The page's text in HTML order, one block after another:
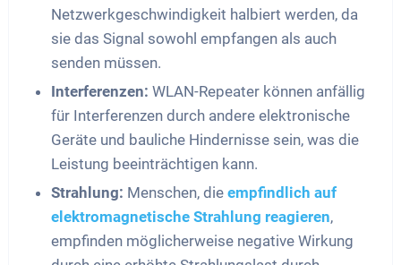
Netzwerkgeschwindigkeit halbiert werden, da
sie das Signal sowohl empfangen als auch
senden müssen.
Interferenzen: WLAN-Repeater können anfällig
für Interferenzen durch andere elektronische
Geräte und bauliche Hindernisse sein, was die
Leistung beeinträchtigen kann.
Strahlung: Menschen, die empfindlich auf
elektromagnetische Strahlung reagieren,
empfinden möglicherweise negative Wirkung